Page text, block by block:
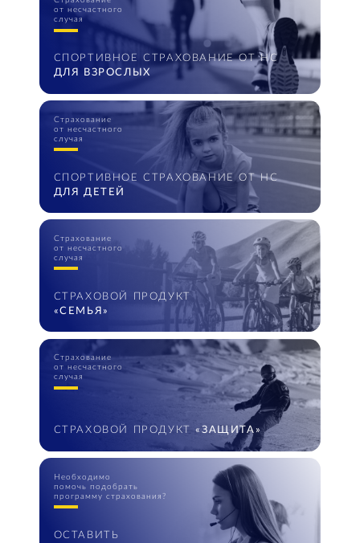
от несчастного
случая
СПОРТИВНОЕ СТРАХОВАНИЕ ОТ НС
ДЛЯ ВЗРОСЛЫХ
Страхование
от несчастного
случая
СПОРТИВНОЕ СТРАХОВАНИЕ ОТ НС
ДЛЯ ДЕТЕЙ
Страхование
от несчастного
случая
СТРАХОВОЙ ПРОДУКТ
«СЕМЬЯ»
Страхование
от несчастного
случая
СТРАХОВОЙ ПРОДУКТ«ЗАЩИТА»
Необходимо
помочь подобрать
программу страхования?
ОСТАВИТЬ